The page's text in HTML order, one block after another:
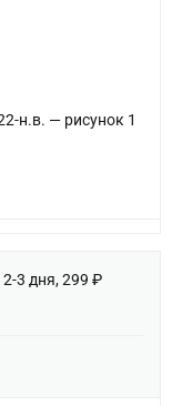
2-3 дня, 299 ₽